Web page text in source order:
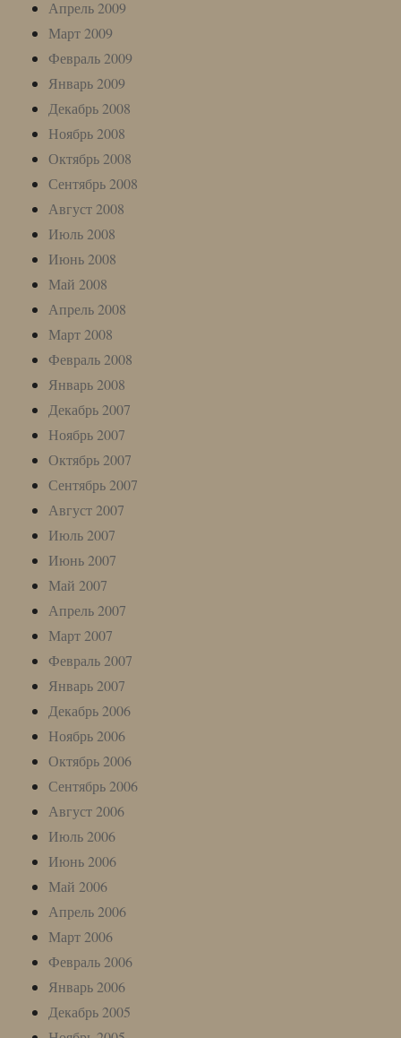
Апрель 2009
Март 2009
Февраль 2009
Январь 2009
Декабрь 2008
Ноябрь 2008
Октябрь 2008
Сентябрь 2008
Август 2008
Июль 2008
Июнь 2008
Май 2008
Апрель 2008
Март 2008
Февраль 2008
Январь 2008
Декабрь 2007
Ноябрь 2007
Октябрь 2007
Сентябрь 2007
Август 2007
Июль 2007
Июнь 2007
Май 2007
Апрель 2007
Март 2007
Февраль 2007
Январь 2007
Декабрь 2006
Ноябрь 2006
Октябрь 2006
Сентябрь 2006
Август 2006
Июль 2006
Июнь 2006
Май 2006
Апрель 2006
Март 2006
Февраль 2006
Январь 2006
Декабрь 2005